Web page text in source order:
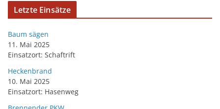
Letzte Einsätze
Baum sägen
11. Mai 2025
Einsatzort: Schaftrift
Heckenbrand
10. Mai 2025
Einsatzort: Hasenweg